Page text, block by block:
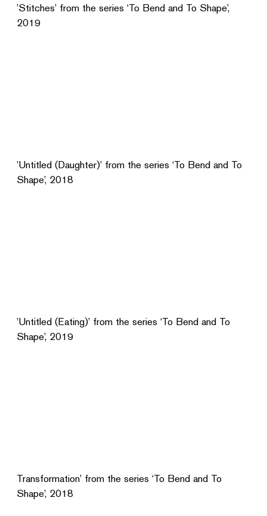
’Stitches’ from the series ‘To Bend and To Shape’,
2019
’Untitled (Daughter)’ from the series ‘To Bend and To
Shape’, 2018
’Untitled (Eating)’ from the series ‘To Bend and To
Shape’, 2019
Transformation’ from the series ‘To Bend and To
Shape’, 2018